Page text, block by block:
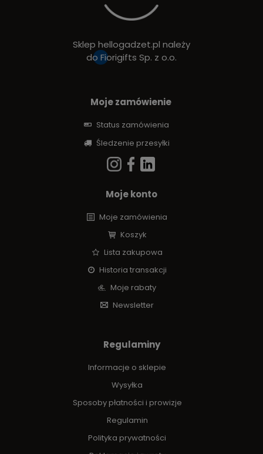
Sklep hellogadzet.pl należy
do Fiorigifts Sp. z o.o.
Moje zamówienie
Status zamówienia
Śledzenie przesyłki
Moje konto
Moje zamówienia
Koszyk
Lista zakupowa
Historia transakcji
Moje rabaty
Newsletter
Regulaminy
Informacje o sklepie
Wysyłka
Sposoby płatności i prowizje
Regulamin
Polityka prywatności